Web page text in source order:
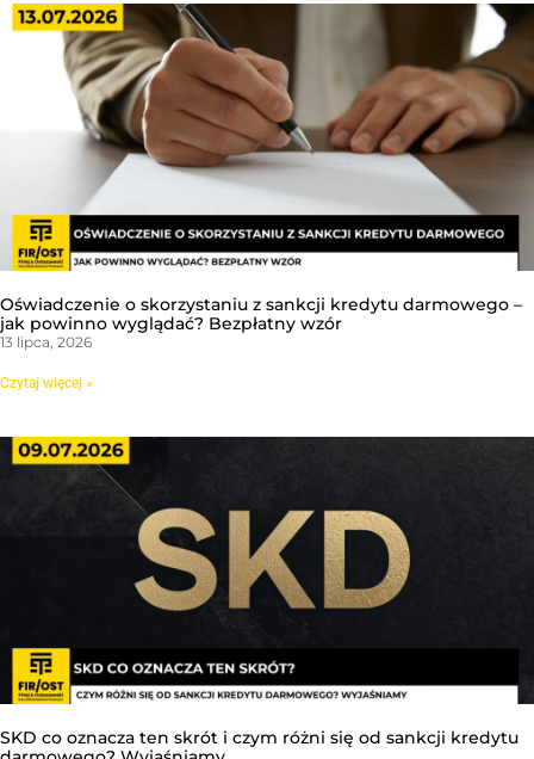
Oświadczenie o skorzystaniu z sankcji kredytu darmowego –
jak powinno wyglądać? Bezpłatny wzór
13 lipca, 2026
Czytaj więcej »
SKD co oznacza ten skrót i czym różni się od sankcji kredytu